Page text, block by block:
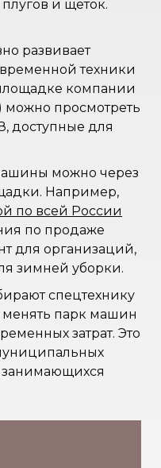
и щеток.
развивает
техники
компании
можно просмотреть
доступные для
можно через
Например,
по всей России
по продаже
для организаций,
зимней уборки.
спецтехнику
менять парк машин
затрат. Это
занимающихся